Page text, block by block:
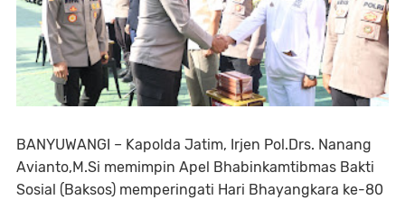
BANYUWANGI – Kapolda Jatim, Irjen Pol.Drs. Nanang
Avianto,M.Si memimpin Apel Bhabinkamtibmas Bakti
Sosial (Baksos) memperingati Hari Bhayangkara ke-80